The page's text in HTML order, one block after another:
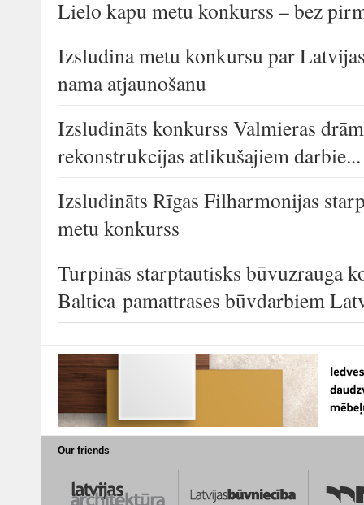
Lielo kapu metu konkurss – bez
Izsludina metu konkursu par
nama atjaunošanu
Izsludināts konkurss Valmieras
rekonstrukcijas atlikušajiem darbie...
Izsludināts Rīgas Filharmonijas
metu konkurss
Turpinās starptautisks būvuzrauga
Baltica pamattrases būvdarbiem
Our friends